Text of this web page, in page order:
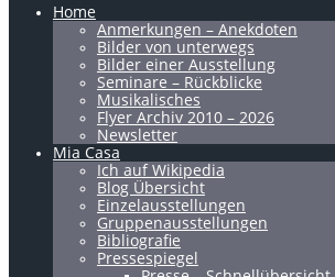
Home
Anmerkungen – Anekdoten
Bilder von unterwegs
Bilder einer Ausstellung
Seminare – Rückblicke
Musikalisches
Flyer Archiv 2010 – 2026
Newsletter
Mia Casa
Ich auf Wikipedia
Blog Übersicht
Einzelausstellungen
Gruppenausstellungen
Bibliografie
Pressespiegel